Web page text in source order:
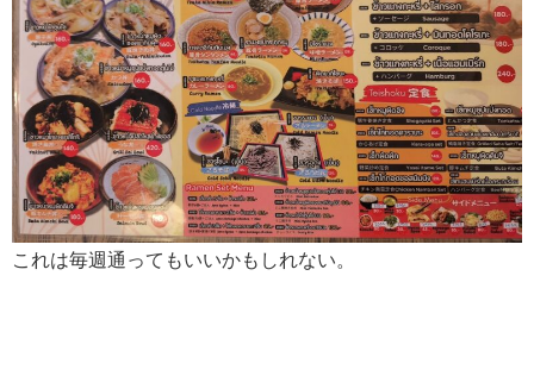
これは毎週通ってもいいかもしれない。